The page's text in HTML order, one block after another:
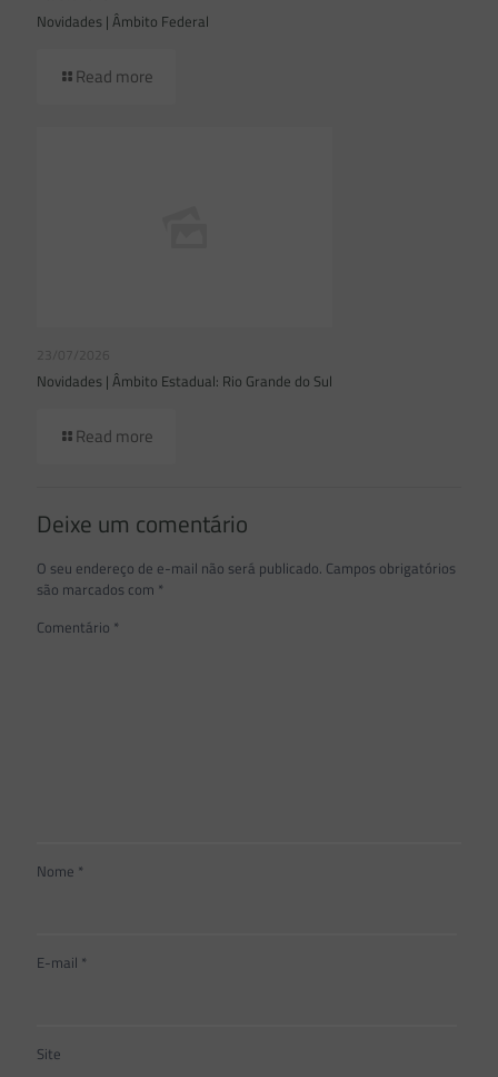
Novidades | Âmbito Federal
Read more
23/07/2026
Novidades | Âmbito Estadual: Rio Grande do Sul
Read more
Deixe um comentário
O seu endereço de e-mail não será publicado. Campos obrigatórios
são marcados com *
Comentário *
Nome *
E-mail *
Site